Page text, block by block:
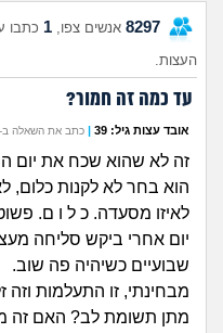
8297 אנשים צפו, 1 כתבו
העצות.
עד כמה זה חמור?
אובד עצות גיל: 39 | כתב את השאלה ב-07/07/26 בשעה 11:19
זה לא שהוא שכח את יום
הוא בחר לא לקנות כלום,
לאיזו מסעדה. כ ל ו ם.
יום אחרי ביקש סליחה
שבועיים כשיהיה פה שוב.
מבחינתי, זו התעלמות
מתן תשומת לב? האם זה